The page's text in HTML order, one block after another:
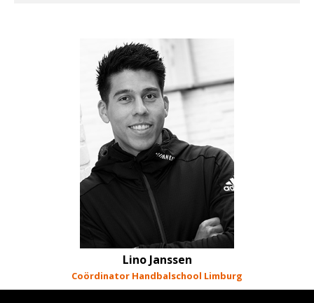
Lino Janssen
Coördinator Handbalschool Limburg